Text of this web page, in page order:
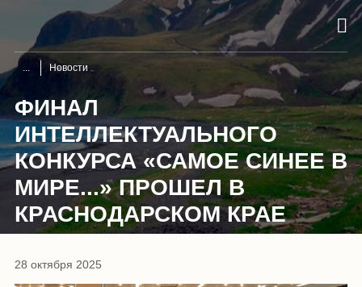
Новости
ФИНАЛ
ИНТЕЛЛЕКТУАЛЬНОГО
КОНКУРСА «САМОЕ СИНЕЕ В
МИРЕ...» ПРОШЕЛ В
КРАСНОДАРСКОМ КРАЕ
28 октября 2025